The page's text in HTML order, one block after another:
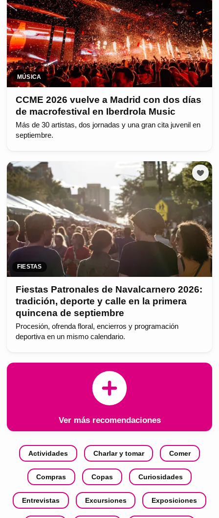
MÚSICA
CCME 2026 vuelve a Madrid con dos días
de macrofestival en Iberdrola Music
Más de 30 artistas, dos jornadas y una gran cita juvenil en
septiembre.
FIESTAS
Fiestas Patronales de Navalcarnero 2026:
tradición, deporte y calle en la primera
quincena de septiembre
Procesión, ofrenda floral, encierros y programación
deportiva en un mismo calendario.
Ver más recomendaciones
Actividades Charlar y tomar Comer
Compras Copas Curiosidades
Entrevistas Excursiones Exposiciones